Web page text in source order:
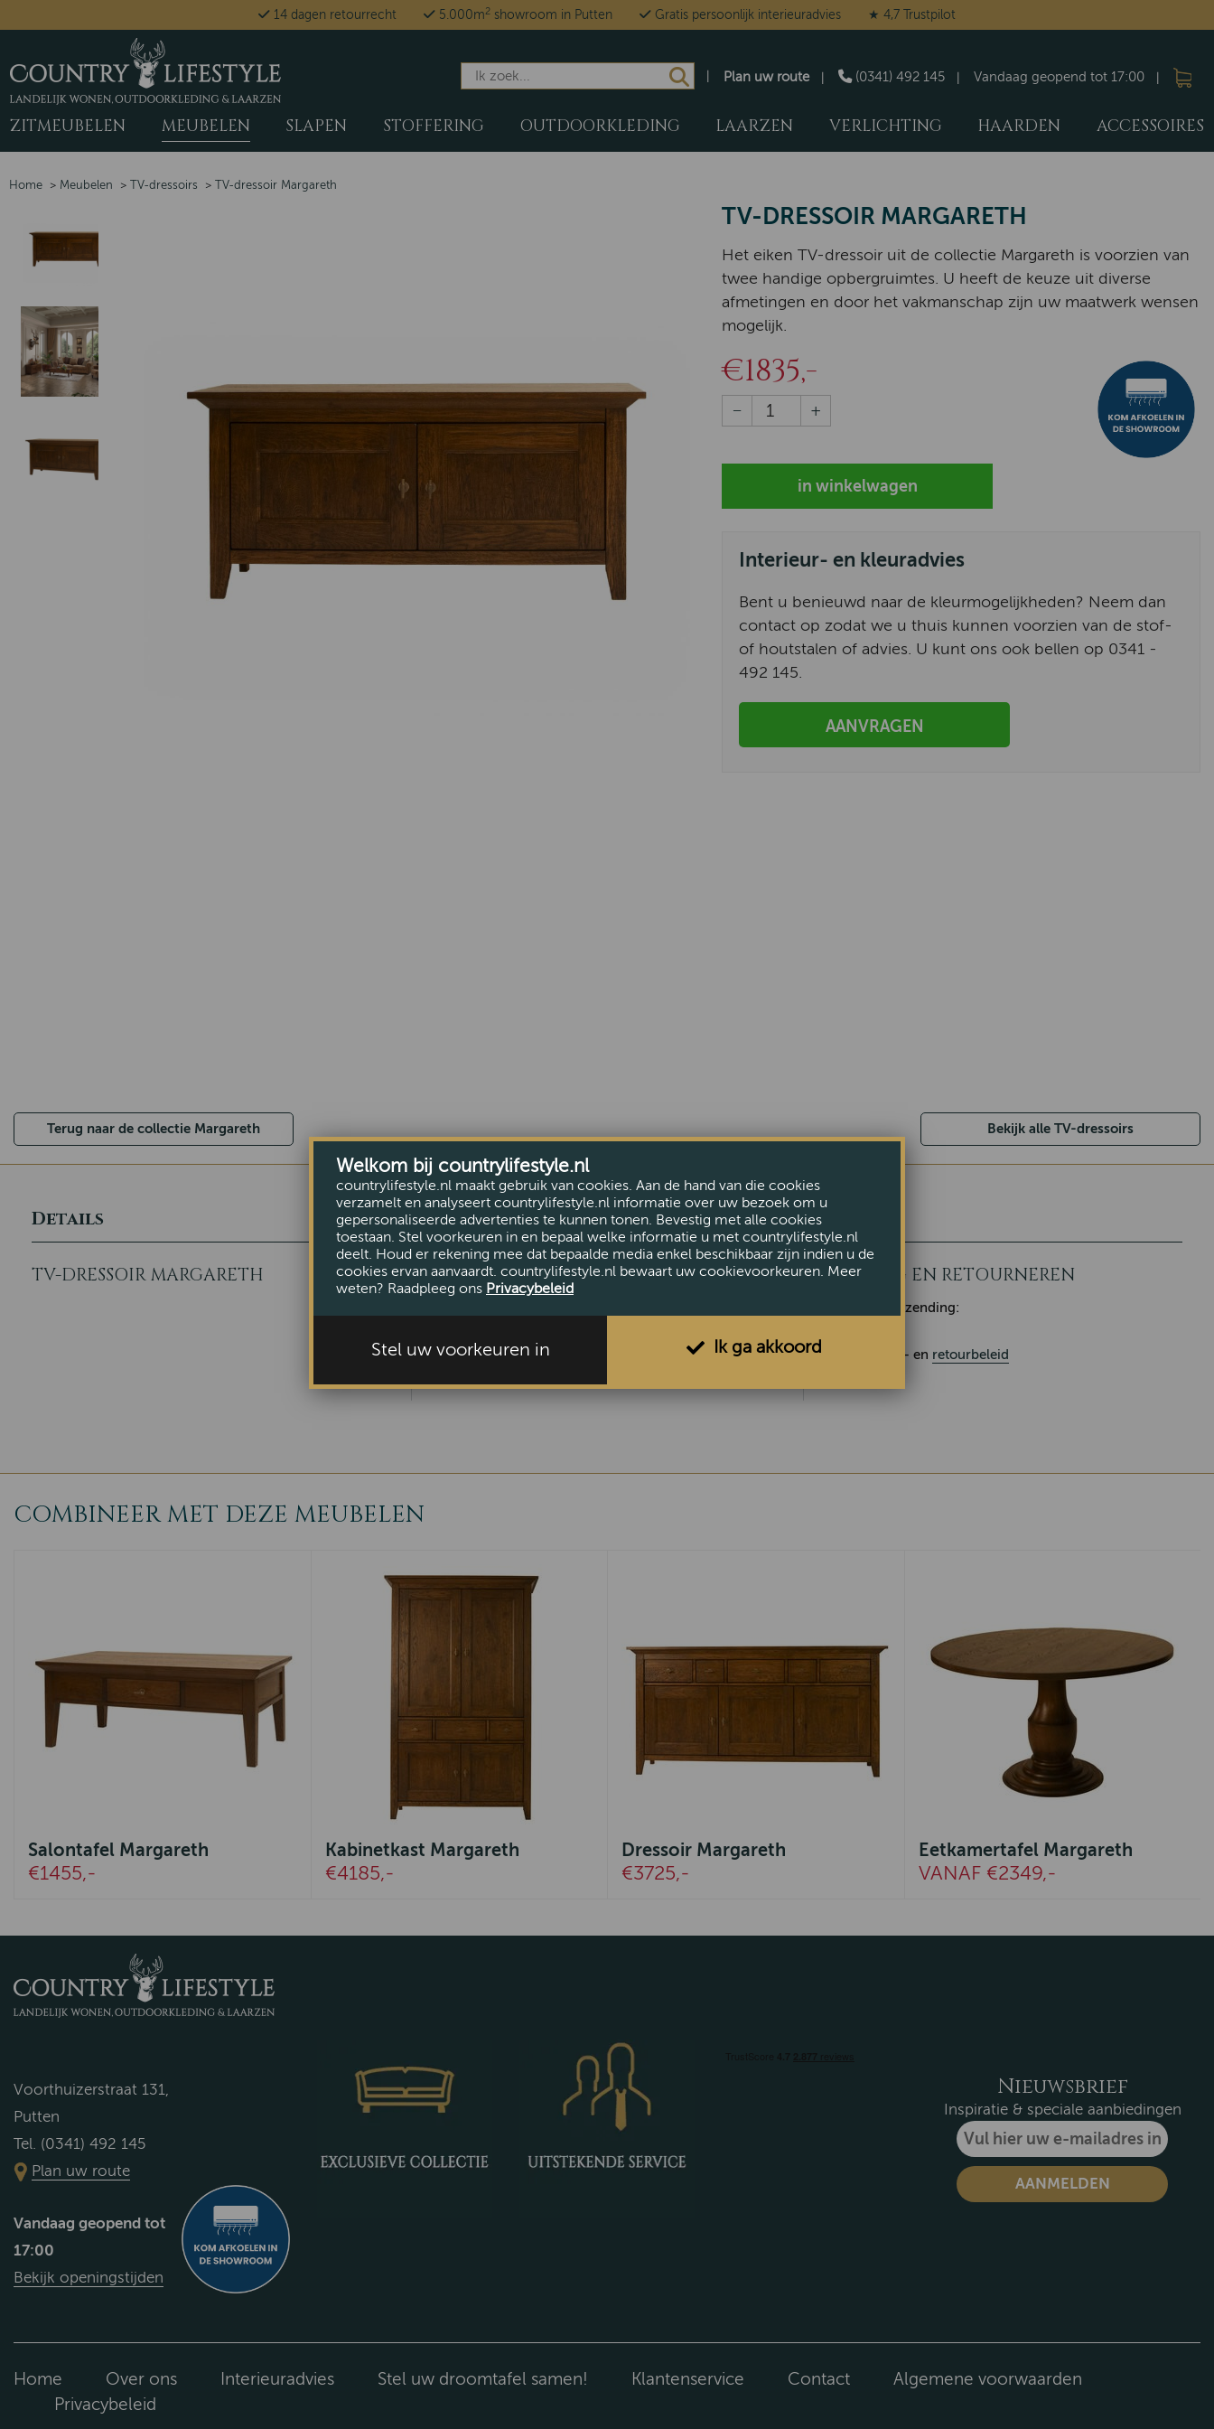
14 dagen retourrecht 5.000m2 showroom in Putten Gratis persoonlijk interieuradvies ★ 4,7 Trustpilot
Vandaag geopend tot 17:00
(0341) 492 145
Plan uw route
ZITMEUBELEN MEUBELEN SLAPEN STOFFERING OUTDOORKLEDING LAARZEN VERLICHTING HAARDEN ACCESSOIRES
Home > Meubelen > TV-dressoirs > TV-dressoir Margareth
TV-DRESSOIR MARGARETH
Het eiken TV-dressoir uit de collectie Margareth is voorzien van
twee handige opbergruimtes. U heeft de keuze uit diverse
afmetingen en door het vakmanschap zijn uw maatwerk wensen
mogelijk.
€1835,-
Interieur- en kleuradvies
Bent u benieuwd naar de kleurmogelijkheden? Neem dan
contact op zodat we u thuis kunnen voorzien van de stof-
of houtstalen of advies. U kunt ons ook bellen op 0341 -
492 145.
AANVRAGEN
Terug naar de collectie Margareth Bekijk alle TV-dressoirs
Details
TV-DRESSOIR MARGARETH AFMETINGEN
Diepte (cm)
LEVERING EN RETOURNEREN
Klaar voor verzending:
Ons - en retourbeleid
COMBINEER MET DEZE MEUBELEN
Salontafel Margareth
€1455,-
Kabinetkast Margareth
€4185,-
Dressoir Margareth
€3725,-
Eetkamertafel Margareth
VANAF €2349,-
Voorthuizerstraat 131,
Putten
Tel. (0341) 492 145
Plan uw route
Vandaag geopend tot
17:00
Bekijk openingstijden
Nieuwsbrief
Inspiratie & speciale aanbiedingen
Home Over ons Interieuradvies Stel uw droomtafel samen! Klantenservice Contact
Algemene voorwaarden
Privacybeleid
Welkom bij countrylifestyle.nl
countrylifestyle.nl maakt gebruik van cookies. Aan de hand van die cookies
verzamelt en analyseert countrylifestyle.nl informatie over uw bezoek om u
gepersonaliseerde advertenties te kunnen tonen. Bevestig met alle cookies
toestaan. Stel voorkeuren in en bepaal welke informatie u met countrylifestyle.nl
deelt. Houd er rekening mee dat bepaalde media enkel beschikbaar zijn indien u de
cookies ervan aanvaardt. countrylifestyle.nl bewaart uw cookievoorkeuren. Meer
weten? Raadpleeg ons Privacybeleid
Stel uw voorkeuren in Ik ga akkoord